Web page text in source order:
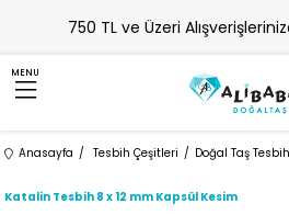
750 TL ve Üzeri
MENU
Anasayfa Tesbih Çeşitleri Doğal Taş
Katalin Tesbih 8 x 12 mm Kapsül Kesim